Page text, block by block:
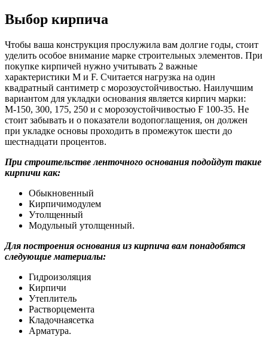
Выбор кирпича
Чтобы ваша конструкция прослужила вам долгие годы, стоит
уделить особое внимание марке строительных элементов. При
покупке кирпичей нужно учитывать 2 важные
характеристики M и F. Считается нагрузка на один
квадратный сантиметр с морозоустойчивостью. Наилучшим
вариантом для укладки основания является кирпич марки:
М-150, 300, 175, 250 и с морозоустойчивостью F 100-35. Не
стоит забывать и о показатели водопоглащения, он должен
при укладке основы проходить в промежуток шести до
шестнадцати процентов.
При строительстве ленточного основания подойдут такие
кирпичи как:
Обыкновенный
Кирпичимодулем
Утолщенный
Модульный утолщенный.
Для построения основания из кирпича вам понадобятся
следующие материалы:
Гидроизоляция
Кирпичи
Утеплитель
Растворцемента
Кладочнаясетка
Арматура.